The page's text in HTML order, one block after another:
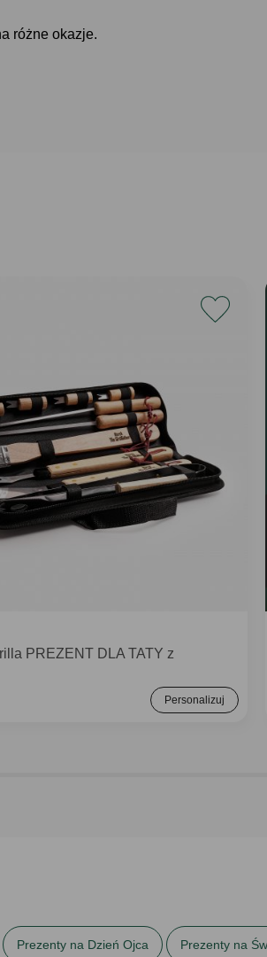
różne okazje.
PREZENT DLA TATY z
Personalizuj
Prezenty na Dzień Ojca Prezenty na